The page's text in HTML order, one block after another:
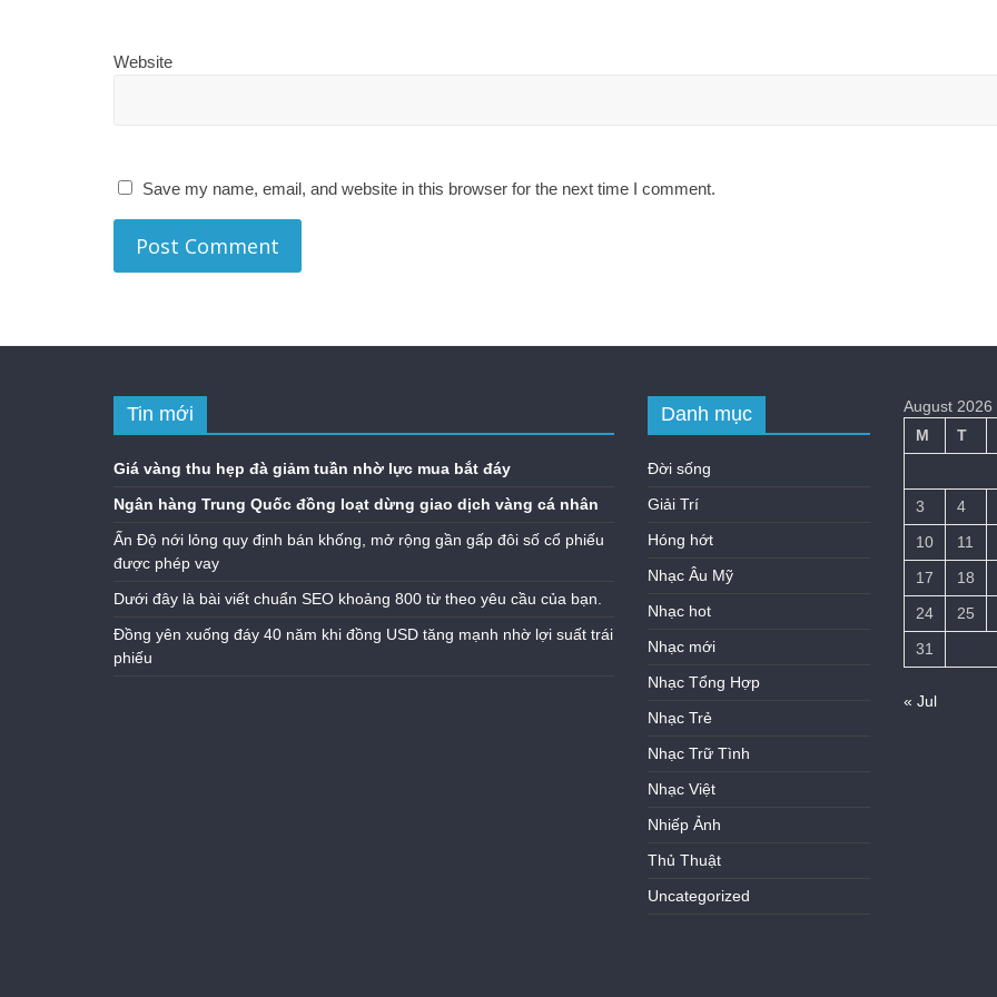
Website
Save my name, email, and website in this browser for the next time I comment.
Tin mới
Giá vàng thu hẹp đà giảm tuần nhờ lực mua bắt đáy
Ngân hàng Trung Quốc đồng loạt dừng giao dịch vàng cá nhân
Ấn Độ nới lỏng quy định bán khống, mở rộng gần gấp đôi số cổ phiếu
được phép vay
Dưới đây là bài viết chuẩn SEO khoảng 800 từ theo yêu cầu của bạn.
Đồng yên xuống đáy 40 năm khi đồng USD tăng mạnh nhờ lợi suất trái
phiếu
Danh mục
Đời sống
Giải Trí
Hóng hớt
Nhạc Âu Mỹ
Nhạc hot
Nhạc mới
Nhạc Tổng Hợp
Nhạc Trẻ
Nhạc Trữ Tình
Nhạc Việt
Nhiếp Ảnh
Thủ Thuật
Uncategorized
August 2026
M
T
3
4
10
11
17
18
24
25
31
« Jul